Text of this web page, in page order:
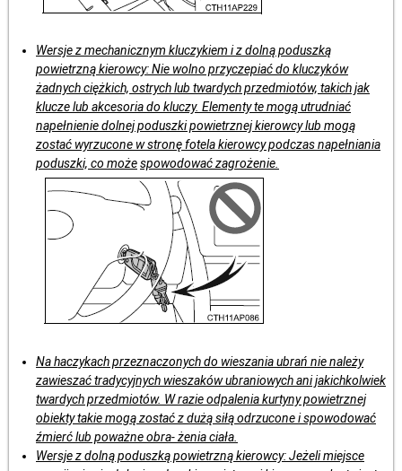
Wersje z mechanicznym kluczykiem i z dolną poduszką
powietrzną kierowcy: Nie wolno przyczepiać do kluczyków
żadnych ciężkich, ostrych lub twardych przedmiotów, takich jak
klucze lub akcesoria do kluczy. Elementy te mogą utrudniać
napełnienie dolnej poduszki powietrznej kierowcy lub mogą
zostać wyrzucone w stronę fotela kierowcy podczas napełniania
poduszki, co możespowodować zagrożenie.
Na haczykach przeznaczonych do wieszania ubrań nie należy
zawieszać tradycyjnych wieszaków ubraniowych ani jakichkolwiek
twardych przedmiotów. W razie odpalenia kurtyny powietrznej
obiekty takie mogą zostać z dużą siłą odrzucone i spowodować
źmierć lub poważne obra- żenia ciała.
Wersje z dolną poduszką powietrzną kierowcy: Jeżeli miejsce